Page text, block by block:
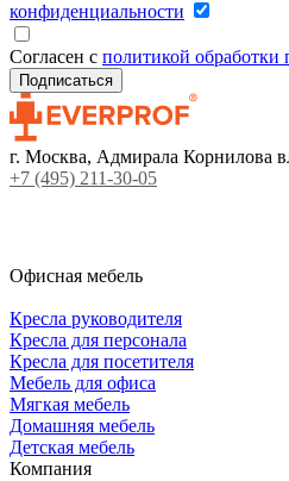
конфиденциальности
Согласен с политикой
г. Москва, Адмирала Корнилова
+7 (495) 211-30-05
Офисная мебель
Кресла руководителя
Кресла для персонала
Кресла для посетителя
Мебель для офиса
Мягкая мебель
Домашняя мебель
Детская мебель
Компания